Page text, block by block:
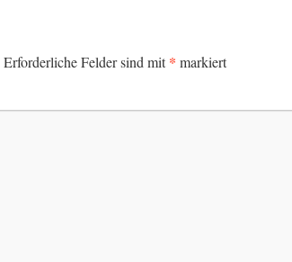
Erforderliche Felder sind mit* markiert